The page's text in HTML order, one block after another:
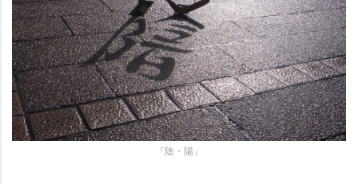
『陰・陽』